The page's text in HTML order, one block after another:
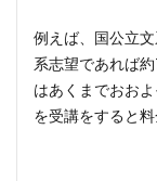
例えば、国公立
系志望であれば
はあくまでおお
を受講をすると